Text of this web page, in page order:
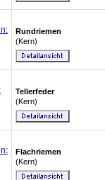
Rundriemen
(Kern)
Tellerfeder
(Kern)
Flachriemen
(Kern)